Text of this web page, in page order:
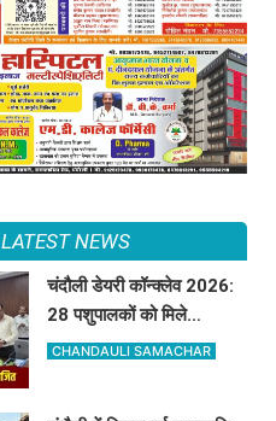
LATEST NEWS
चंदौली डेयरी कॉन्क्लेव 2026:
28 पशुपालकों को मिले
सेलेक्शन लेटर, नंद बाबा मिशन
CHANDAULI SAMACHAR